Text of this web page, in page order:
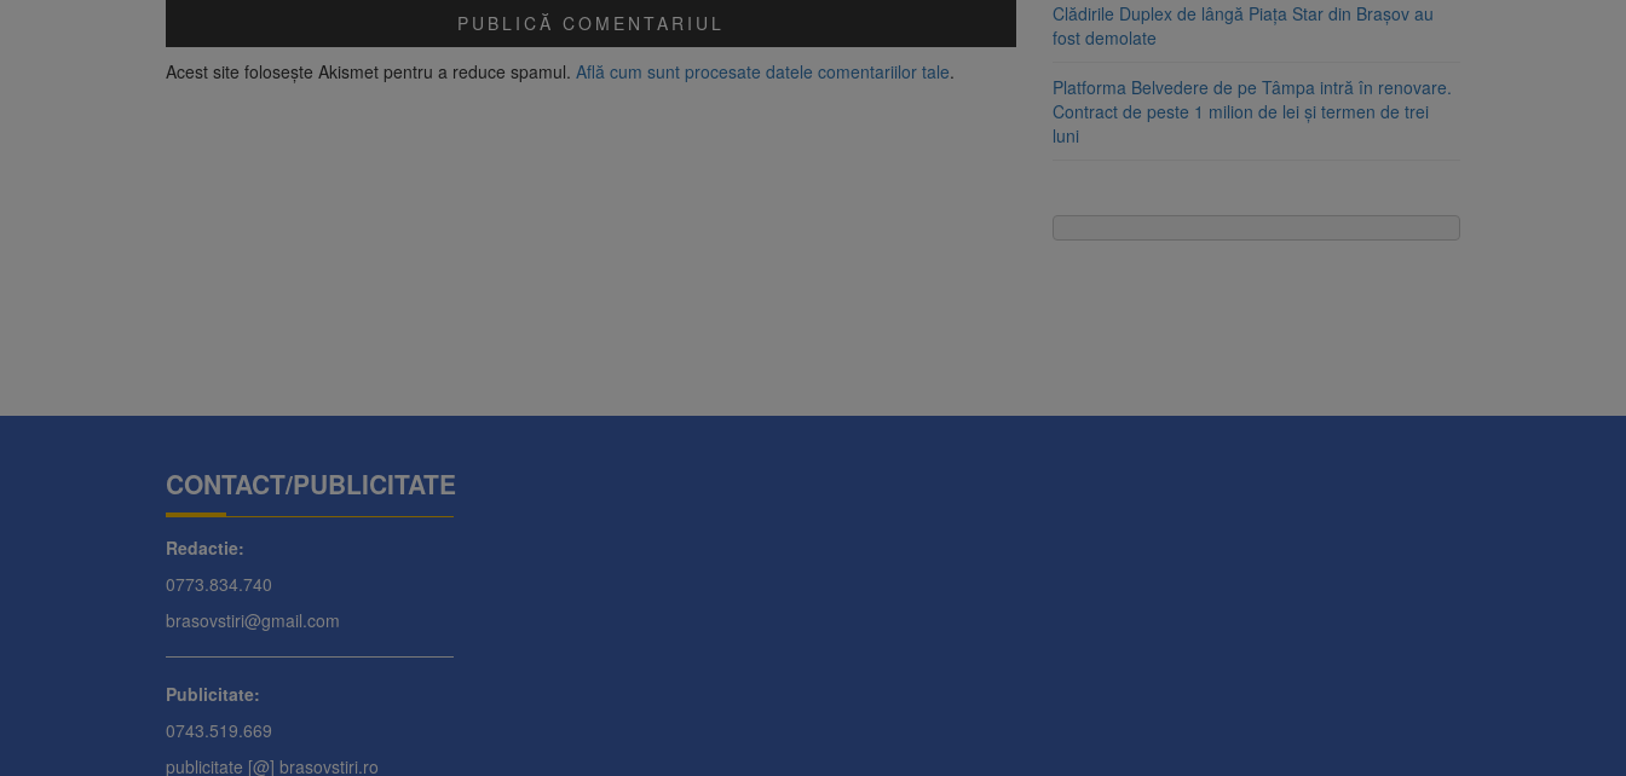
Acest site folosește Akismet pentru a reduce spamul. Află cum sunt procesate datele comentariilor tale.
Clădirile Duplex de lângă Piața Star din Brașov au
fost demolate
Platforma Belvedere de pe Tâmpa intră în renovare.
Contract de peste 1 milion de lei și termen de trei
luni
CONTACT/PUBLICITATE
Redactie:
0773.834.740
brasovstiri@gmail.com
Publicitate:
0743.519.669
publicitate [@] brasovstiri.ro